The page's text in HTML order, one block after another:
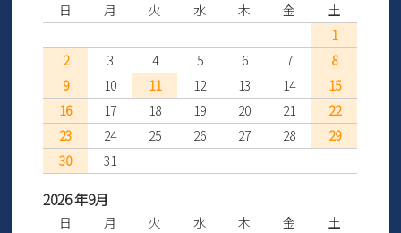
日 月 火 水 木 金
土
1
2
3 4 5 6 7
8
9
10 11 12 13 14
15
16
17 18 19 20 21
22
23
24 25 26 27 28
29
30
31
2026 年9月
日 月 火 水 木 金
土